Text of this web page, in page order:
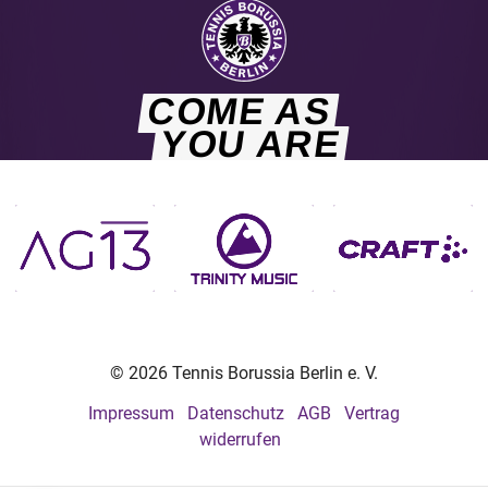
COME AS
YOU ARE
© 2026 Tennis Borussia Berlin e. V.
Impressum
Datenschutz AGB
Vertrag
widerrufen